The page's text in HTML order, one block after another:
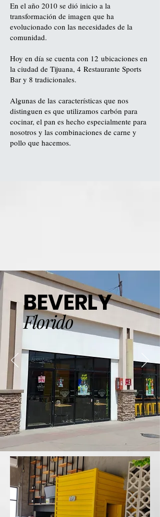
En el año 2010 se dió inicio a la
transformación de imagen que ha
evolucionado con las necesidades de la
comunidad.
Hoy en día se cuenta con 12 ubicaciones en
la ciudad de Tijuana, 4 Restaurante Sports
Bar y 8 tradicionales.
Algunas de las características que nos
distinguen es que utilizamos carbón para
cocinar, el pan es hecho especialmente para
nosotros y las combinaciones de carne y
pollo que hacemos.
BEVERLY
Florido